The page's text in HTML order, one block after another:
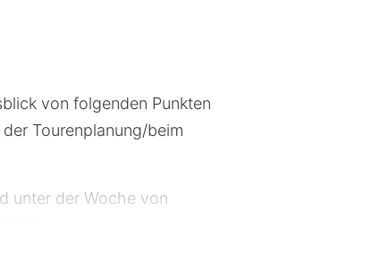
von folgenden Punkten
Tourenplanung/beim
unter der Woche von